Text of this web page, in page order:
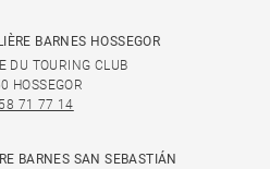
BARNES HOSSEGOR
DU TOURING CLUB
HOSSEGOR
71 77 14
BARNES SAN SEBASTIÁN